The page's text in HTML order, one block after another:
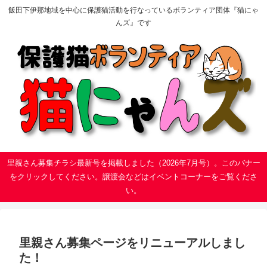
飯田下伊那地域を中心に保護猫活動を行なっているボランティア団体『猫にゃ
んズ』です
里親さん募集チラシ最新号を掲載しました（2026年7月号）。このバナー
をクリックしてください。譲渡会などはイベントコーナーをご覧くださ
い。
里親さん募集ページをリニューアルしまし
た！